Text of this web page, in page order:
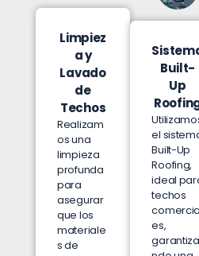
Limpiez
a y
Lavado
de
Techos
Realizam
os una
limpieza
profunda
para
asegurar
que los
materiale
s de
Built-
Up
el
Built-Up
Roofing,
ideal
techos
es,
garantiza